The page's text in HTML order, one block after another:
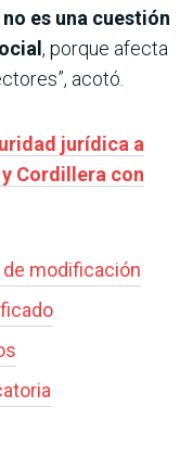
no es una cuestión
, porque afecta
acotó.
jurídica a
Cordillera con
modificación